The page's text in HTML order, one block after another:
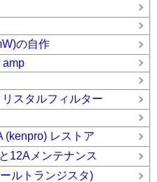
の自作
スタルフィルター
(kenpro) レストア
12Aメンテナンス
ルトランジスタ)